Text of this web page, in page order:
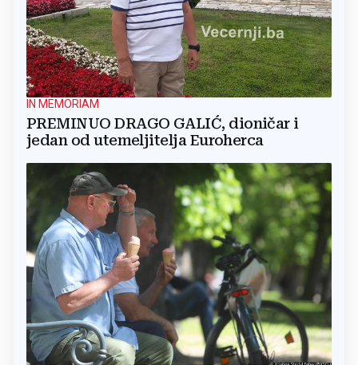
IN MEMORIAM
PREMINUO DRAGO GALIĆ, dioničar i
jedan od utemeljitelja Euroherca